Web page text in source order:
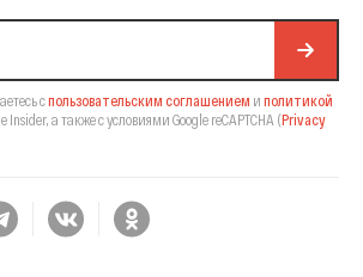
спользовательским соглашением и политикой
Insider, а также с условиями Google reCAPTCHA (Privacy